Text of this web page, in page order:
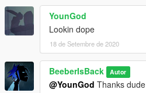
YounGod
Lookin dope
18 de Setembre de 2020
BeeberIsBack Autor
@YounGod Thanks dude